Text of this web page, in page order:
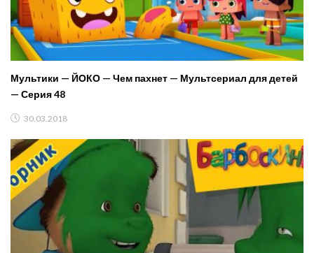
Мультики — ЙОКО — Чем пахнет — Мультсериал для детей
— Серия 48
30.03.2018